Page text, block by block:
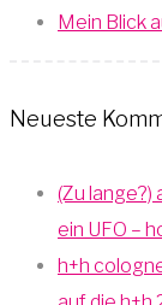
Mein Blick
Neueste
(Zu lange?)
ein UFO –
h+h